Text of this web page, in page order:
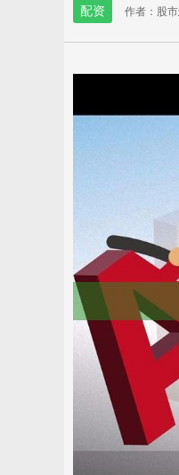
配资 作者：股